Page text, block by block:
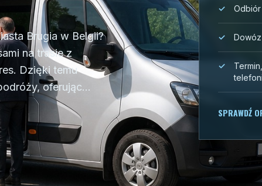
Brugia w Belgii?
na trasie z
Dzięki temu
oferując...
SPRAWDŹ